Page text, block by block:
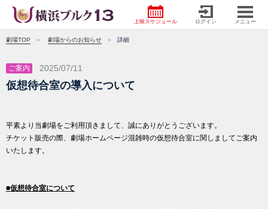
上映スケジュール ログイン メニュー
劇場TOP 劇場からのお知らせ 詳細
ご案内 2025/07/11
仮想待合室の導入について
平素より当劇場をご利用頂きまして、誠にありがとうございます。
チケット販売の際、劇場ホームページ混雑時の仮想待合室に関しましてご案内
いたします。
■仮想待合室について